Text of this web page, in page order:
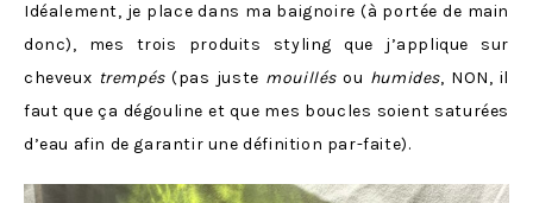
Idéalement, je place dans ma baignoire (à portée de main
donc), mes trois produits styling que j’applique sur
cheveux trempés(pas juste mouillés ou humides, NON, il
faut que ça dégouline et que mes boucles soient saturées
d’eau afin de garantir une définition par-faite).